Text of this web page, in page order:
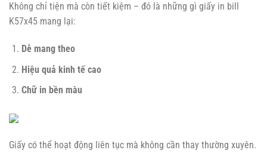
Không chỉ tiện mà còn tiết kiệm – đó là những gì giấy in bill
K57x45 mang lại:
Dễ mang theo
Hiệu quả kinh tế cao
Chữ in bền màu
Giấy có thể hoạt động liên tục mà không cần thay thường xuyên.